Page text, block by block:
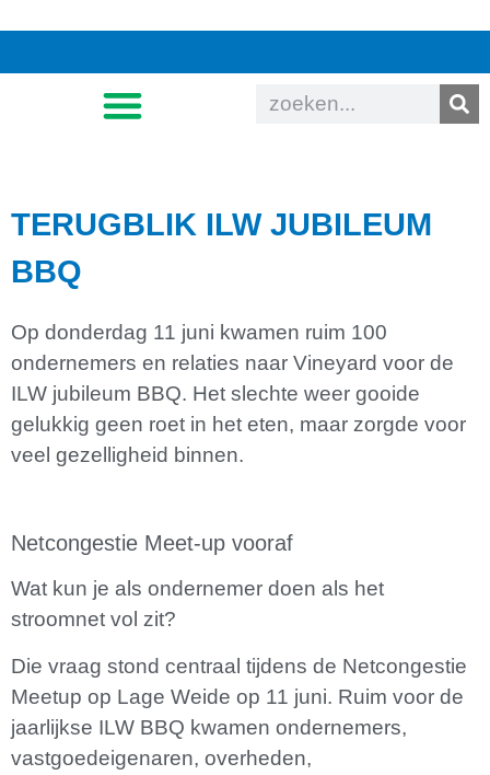
TERUGBLIK ILW JUBILEUM
BBQ
Op donderdag 11 juni kwamen ruim 100
ondernemers en relaties naar Vineyard voor de
ILW jubileum BBQ. Het slechte weer gooide
gelukkig geen roet in het eten, maar zorgde voor
veel gezelligheid binnen.
Netcongestie Meet-up vooraf
Wat kun je als ondernemer doen als het
stroomnet vol zit?
Die vraag stond centraal tijdens de Netcongestie
Meetup op Lage Weide op 11 juni. Ruim voor de
jaarlijkse ILW BBQ kwamen ondernemers,
vastgoedeigenaren, overheden,